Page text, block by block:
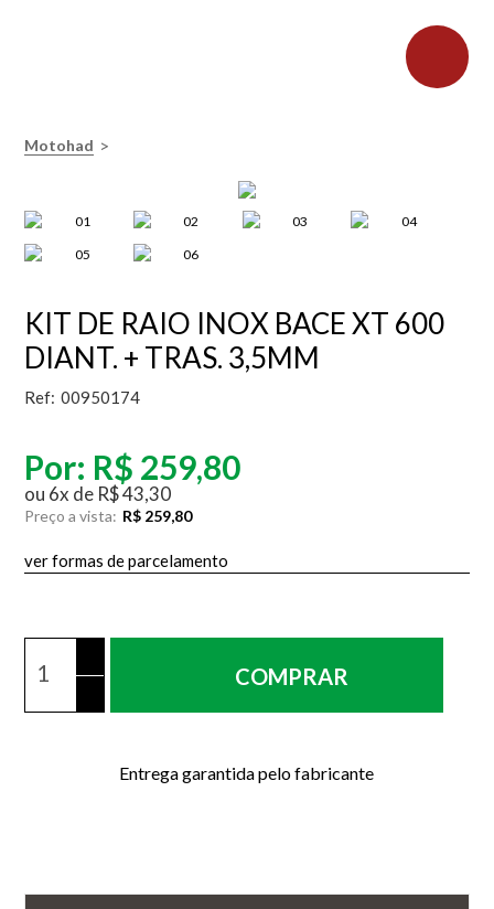
Motohad >
KIT DE RAIO INOX BACE XT 600
DIANT. + TRAS. 3,5MM
Ref: 00950174
Por: R$ 259,80
ou 6x de R$ 43,30
Preço a vista: R$ 259,80
ver formas de parcelamento
COMPRAR
Entrega garantida pelo fabricante